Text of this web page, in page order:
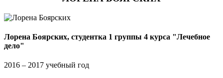
Лорена Боярских, студентка 1 группы 4 курса "Лечебное
дело"
2016 – 2017 учебный год